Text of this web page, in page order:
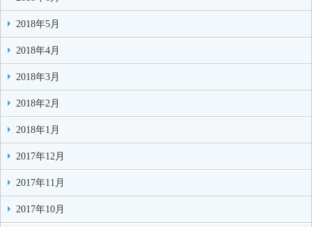
2018年5月
2018年4月
2018年3月
2018年2月
2018年1月
2017年12月
2017年11月
2017年10月